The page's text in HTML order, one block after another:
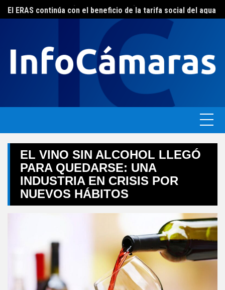
Skip
to
El ERAS continúa con el beneficio de la tarifa social del agua
EL VINO SIN ALCOHOL LLEGÓ
PARA QUEDARSE: UNA
INDUSTRIA EN CRISIS POR
NUEVOS HÁBITOS